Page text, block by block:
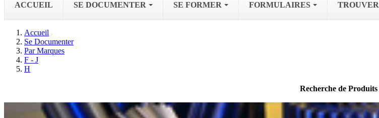
ACCUEIL SE DOCUMENTER SE FORMER FORMULAIRES TROUVER
Accueil
Se Documenter
Par Marques
F - J
H
Recherche de Produits